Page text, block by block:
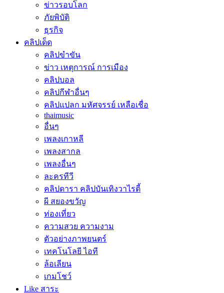
ข่าวรอบโลก
ภัยพิบัติ
ธุรกิจ
คลิปเด็ด
คลิปขำขัน
ข่าว เหตุการณ์ การเมือง
คลิปบอล
คลิปกีฬาอื่นๆ
คลิปแปลก มหัศจรรย์ เหลือเชื่อ
thaimusic
อื่นๆ
เพลงเกาหลี
เพลงสากล
เพลงอื่นๆ
ละครทีวี
คลิปดารา คลิปบันเทิงวาไรตี้
ผี สยองขวัญ
ท่องเที่ยว
ความสวย ความงาม
ตัวอย่างภาพยนตร์
เทคโนโลยี ไอที
ล้อเลียน
เกมโชว์
Like สาระ